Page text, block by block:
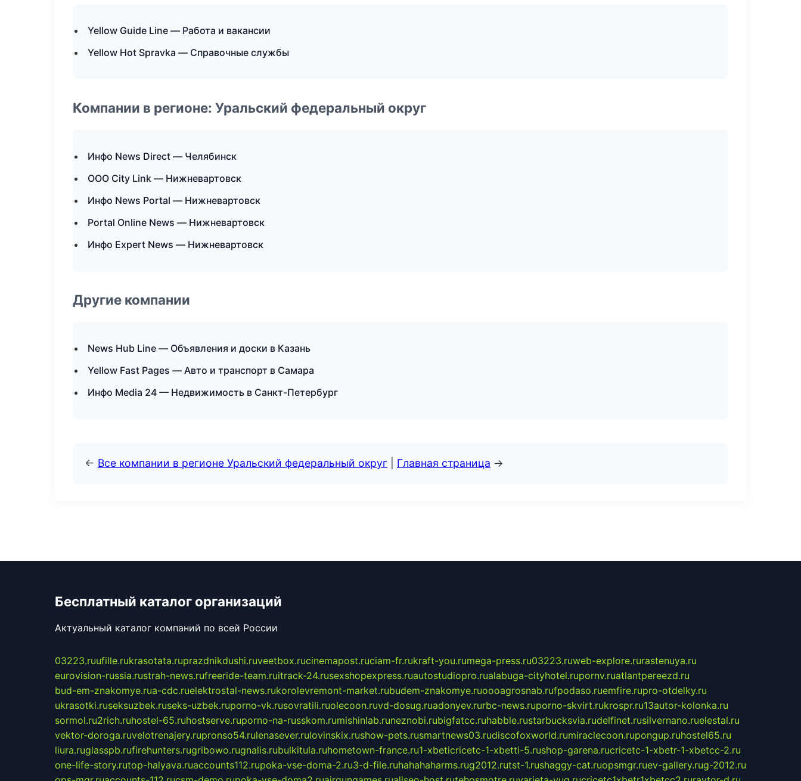
Yellow Guide Line — Работа и вакансии
Yellow Hot Spravka — Справочные службы
Компании в регионе: Уральский федеральный округ
Инфо News Direct — Челябинск
ООО City Link — Нижневартовск
Инфо News Portal — Нижневартовск
Portal Online News — Нижневартовск
Инфо Expert News — Нижневартовск
Другие компании
News Hub Line — Объявления и доски в Казань
Yellow Fast Pages — Авто и транспорт в Самара
Инфо Media 24 — Недвижимость в Санкт-Петербург
← Все компании в регионе Уральский федеральный округ Главная страница →
Бесплатный каталог организаций
Актуальный каталог компаний по всей России
03223.ruufille.rukrasotata.ruprazdnikdushi.ruveetbox.rucinemapost.ruciam-fr.rukraft-you.rumega-press.ru03223.ruweb-explore.rurastenuya.ru
eurovision-russia.rustrah-news.rufreeride-team.ruitrack-24.rusexshopexpress.ruautostudiopro.rualabuga-cityhotel.rupornv.ruatlantpereezd.ru
bud-em-znakomye.rua-cdc.ruelektrostal-news.rukorolevremont-market.rubudem-znakomye.ruoooagrosnab.rufpodaso.ruemfire.rupro-otdelky.ru
ukrasotki.ruseksuzbek.ruseks-uzbek.ruporno-vk.rusovratili.ruolecoon.ruvd-dosug.ruadonyev.rurbc-news.ruporno-skvirt.rukrospr.ru13autor-kolonka.ru
sormol.ru2rich.ruhostel-65.ruhostserve.ruporno-na-russkom.rumishinlab.runeznobi.rubigfatcc.ruhabble.rustarbucksvia.rudelfinet.rusilvernano.ruelestal.ru
vektor-doroga.ruvelotrenajery.rupronso54.rulenasever.rulovinskix.rushow-pets.rusmartnews03.rudiscofoxworld.rumiraclecoon.rupongup.ruhostel65.ru
liura.ruglasspb.rufirehunters.rugribowo.rugnalis.rubulkitula.ruhometown-france.ru1-xbeticricetc-1-xbetti-5.rushop-garena.rucricetc-1-xbetr-1-xbetcc-2.ru
one-life-story.rutop-halyava.ruaccounts112.rupoka-vse-doma-2.ru3-d-file.ruhahahaharms.rug2012.rutst-1.rushaggy-cat.ruopsmgr.ruev-gallery.rug-2012.ru